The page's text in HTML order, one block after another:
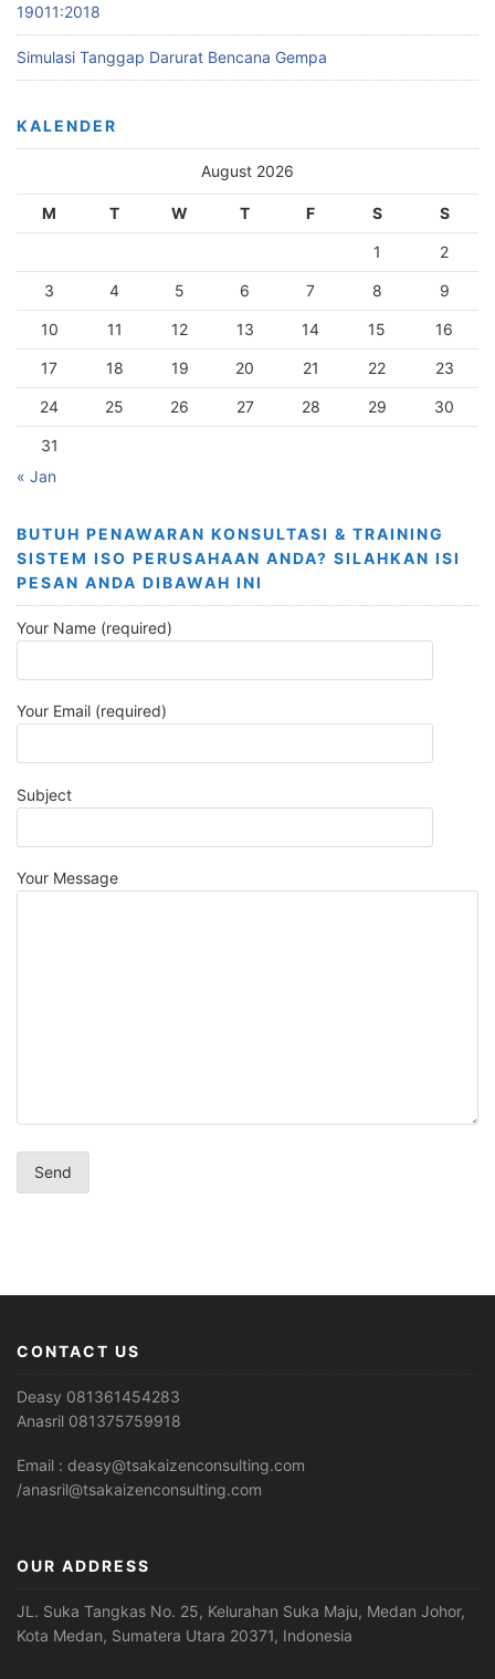
19011:2018
Simulasi Tanggap Darurat Bencana Gempa
KALENDER
August 2026
M T W T F S S
1 2
3 4 5 6 7 8 9
10 11 12 13 14 15 16
17 18 19 20 21 22 23
24 25 26 27 28 29 30
31
« Jan
BUTUH PENAWARAN KONSULTASI & TRAINING
SISTEM ISO PERUSAHAAN ANDA? SILAHKAN ISI
PESAN ANDA DIBAWAH INI
Your Name (required)
Your Email (required)
Subject
Your Message
CONTACT US
Deasy 081361454283
Anasril 081375759918
Email : deasy@tsakaizenconsulting.com
/anasril@tsakaizenconsulting.com
OUR ADDRESS
JL. Suka Tangkas No. 25, Kelurahan Suka Maju, Medan Johor,
Kota Medan, Sumatera Utara 20371, Indonesia